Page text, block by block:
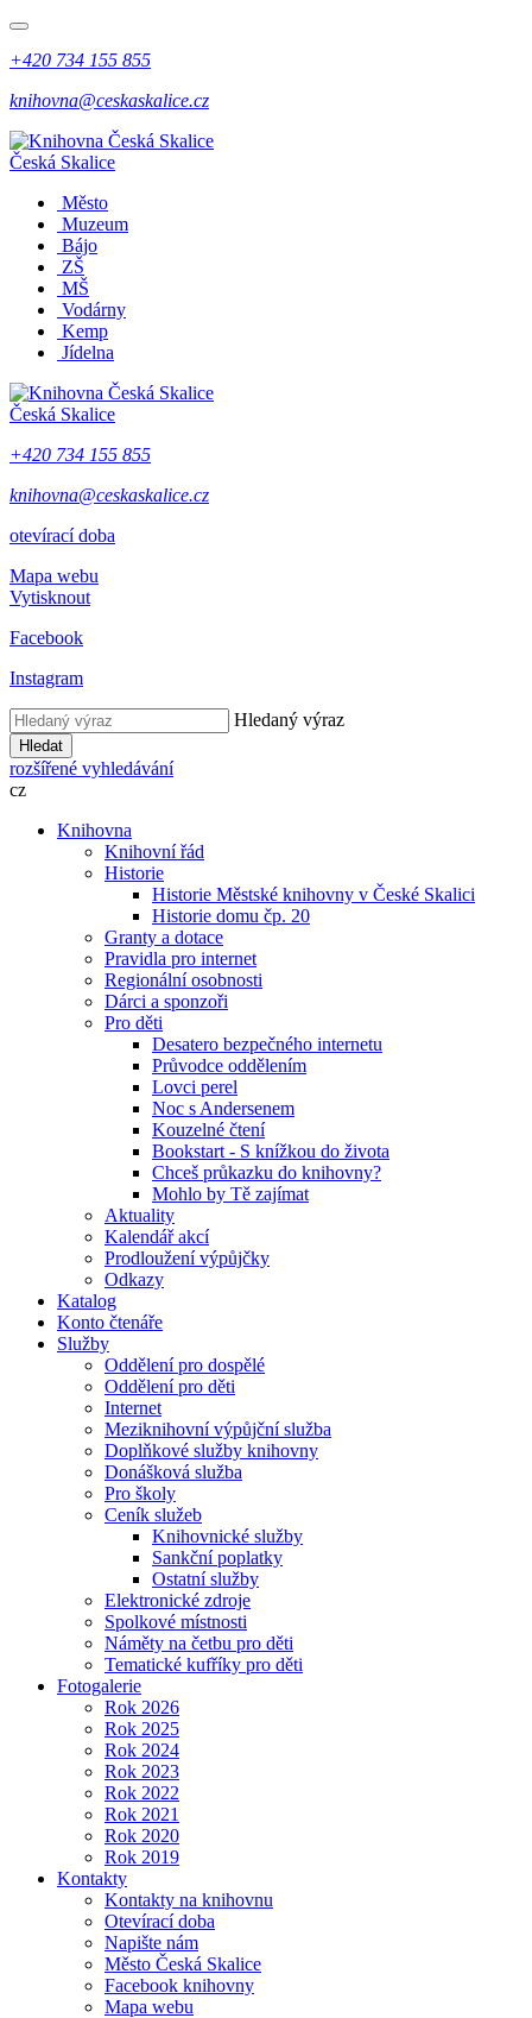
+420 734 155 855
knihovna@ceskaskalice.cz
Česká Skalice
Město
Muzeum
Bájo
ZŠ
MŠ
Vodárny
Kemp
Jídelna
Česká Skalice
+420 734 155 855
knihovna@ceskaskalice.cz
otevírací doba
Mapa webu
Vytisknout
Facebook
Instagram
Hledaný výraz
Hledat
rozšířené vyhledávání
cz
Knihovna
Knihovní řád
Historie
Historie Městské knihovny v České Skalici
Historie domu čp. 20
Granty a dotace
Pravidla pro internet
Regionální osobnosti
Dárci a sponzoři
Pro děti
Desatero bezpečného internetu
Průvodce oddělením
Lovci perel
Noc s Andersenem
Kouzelné čtení
Bookstart - S knížkou do života
Chceš průkazku do knihovny?
Mohlo by Tě zajímat
Aktuality
Kalendář akcí
Prodloužení výpůjčky
Odkazy
Katalog
Konto čtenáře
Služby
Oddělení pro dospělé
Oddělení pro děti
Internet
Meziknihovní výpůjční služba
Doplňkové služby knihovny
Donášková služba
Pro školy
Ceník služeb
Knihovnické služby
Sankční poplatky
Ostatní služby
Elektronické zdroje
Spolkové místnosti
Náměty na četbu pro děti
Tematické kufříky pro děti
Fotogalerie
Rok 2026
Rok 2025
Rok 2024
Rok 2023
Rok 2022
Rok 2021
Rok 2020
Rok 2019
Kontakty
Kontakty na knihovnu
Otevírací doba
Napište nám
Město Česká Skalice
Facebook knihovny
Mapa webu